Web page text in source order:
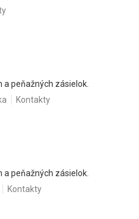
a peňažných zásielok.
Kontakty
a peňažných zásielok.
Kontakty